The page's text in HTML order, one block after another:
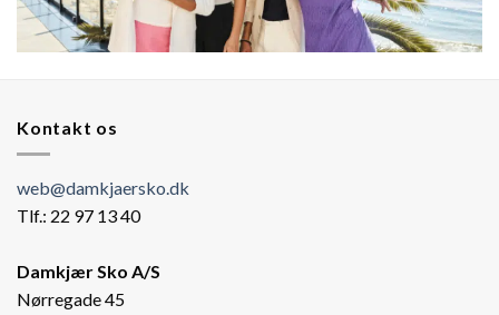
Kontakt os
web@damkjaersko.dk
Tlf.: 22 97 13 40
Damkjær Sko A/S
Nørregade 45